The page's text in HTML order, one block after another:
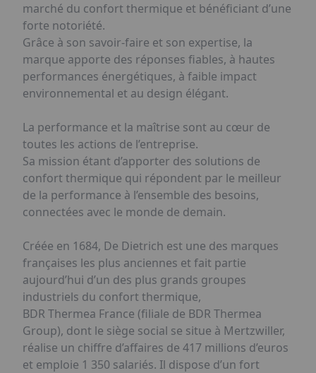
marché du confort thermique et bénéficiant d’une
forte notoriété.
Grâce à son savoir-faire et son expertise, la
marque apporte des réponses fiables, à hautes
performances énergétiques, à faible impact
environnemental et au design élégant.
La performance et la maîtrise sont au cœur de
toutes les actions de l’entreprise.
Sa mission étant d’apporter des solutions de
confort thermique qui répondent par le meilleur
de la performance à l’ensemble des besoins,
connectées avec le monde de demain.
Créée en 1684, De Dietrich est une des marques
françaises les plus anciennes et fait partie
aujourd’hui d’un des plus grands groupes
industriels du confort thermique,
BDR Thermea France (filiale de BDR Thermea
Group), dont le siège social se situe à Mertzwiller,
réalise un chiffre d’affaires de 417 millions d’euros
et emploie 1 350 salariés. Il dispose d’un fort